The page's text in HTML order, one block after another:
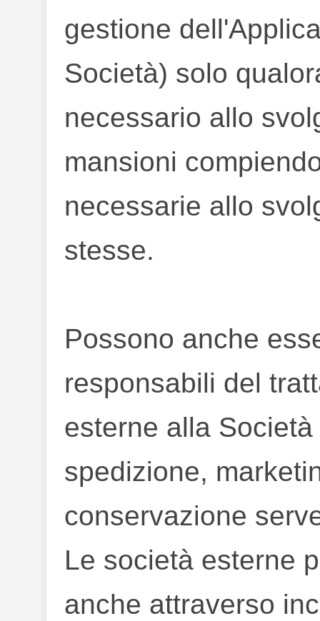
gestione
Società) solo
necessario allo
mansioni
necessarie allo
stesse.
Possono anche
responsabili del
esterne alla
spedizione,
conservazione
Le società esterne
anche attraverso